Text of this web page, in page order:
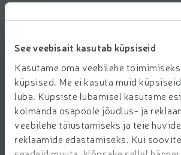
See veebisait kasutab küpsiseid
Kasutame oma veebilehe
küpsised. Me ei kasuta muid
luba. Küpsiste lubamisel kasutame
kolmanda osapoole jõudlus- ja
veebilehe täiustamiseks ja teie
reklaamide edastamiseks. Kui